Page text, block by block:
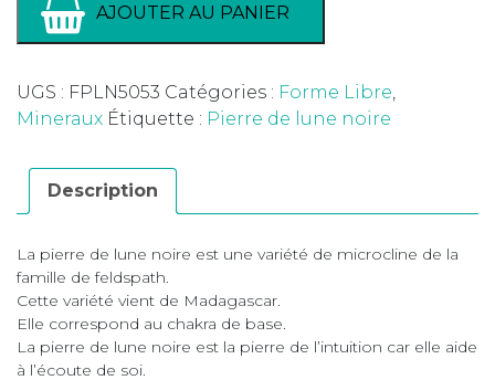
AJOUTER AU PANIER
UGS : FPLN5053 Catégories : Forme Libre,
Mineraux Étiquette : Pierre de lune noire
Description
La pierre de lune noire est une variété de microcline de la
famille de feldspath.
Cette variété vient de Madagascar.
Elle correspond au chakra de base.
La pierre de lune noire est la pierre de l’intuition car elle aide
à l’écoute de soi.